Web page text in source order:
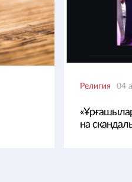
Религия 04
на